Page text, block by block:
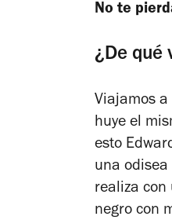
No te
¿De qué
Viajamos
huye el
esto
una odisea
realiza con
negro con